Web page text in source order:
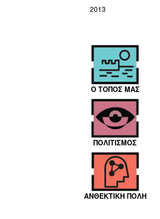
2013
Ο ΤΟΠΟΣ ΜΑΣ
ΠΟΛΙΤΙΣΜΟΣ
ΑΝΘΕΚΤΙΚΗ ΠΟΛΗ